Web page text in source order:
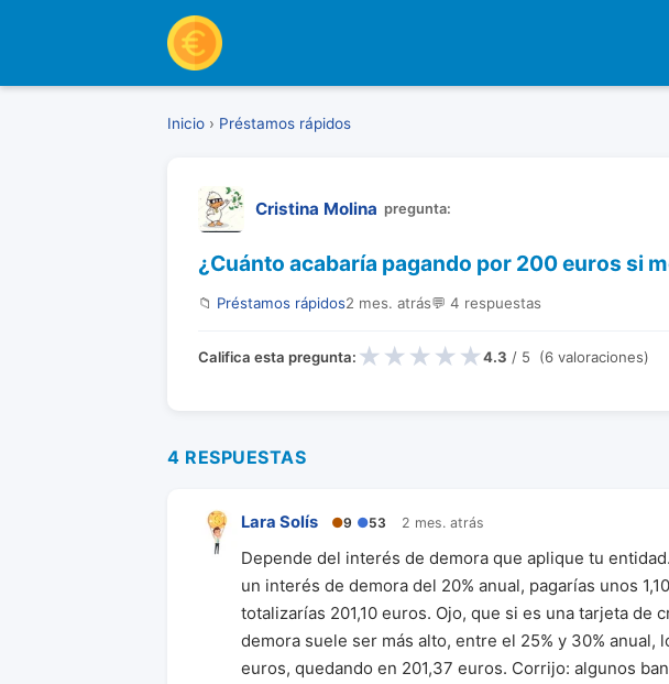
Inicio › Préstamos rápidos
Cristina Molina pregunta:
¿Cuánto acabaría pagando por 200 euros si
📁 Préstamos rápidos2 mes. atrás💬 4 respuestas
Califica esta pregunta: ★ ★ ★ ★ ★4.3 / 5 (6 valoraciones)
4 RESPUESTAS
Lara Solís ●9 ●53 2 mes. atrás
Depende del interés de demora que aplique tu
un interés de demora del 20% anual, pagarías unos
totalizarías 201,10 euros. Ojo, que si es una tarjeta
demora suele ser más alto, entre el 25% y 30% anual,
euros, quedando en 201,37 euros. Corrijo: algunos